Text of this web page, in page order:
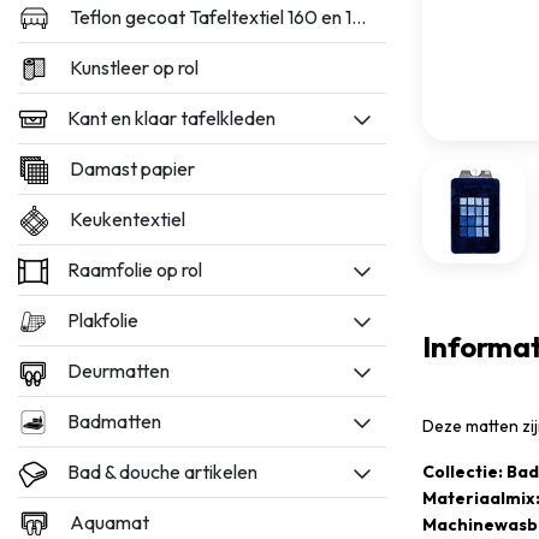
Teflon gecoat Tafeltextiel 160 en 180cm breed
Kunstleer op rol
Kant en klaar tafelkleden
Damast papier
Keukentextiel
Raamfolie op rol
Plakfolie
Deurmatten
Badmatten
Bad & douche artikelen
Aquamat
Deze matten
Collectie: